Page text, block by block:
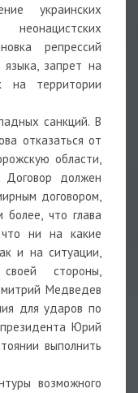
украинских
репрессий
запрет на
на территории
санкций. В
отказаться от
области,
должен
договором,
что глава
ни на какие
и на ситуации,
стороны,
Медведев
для ударов по
Юрий
выполнить
возможного